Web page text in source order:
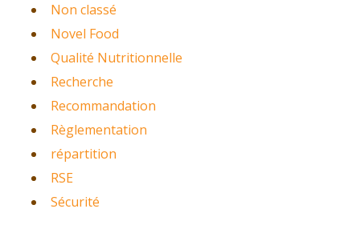
Non classé
Novel Food
Qualité Nutritionnelle
Recherche
Recommandation
Règlementation
répartition
RSE
Sécurité